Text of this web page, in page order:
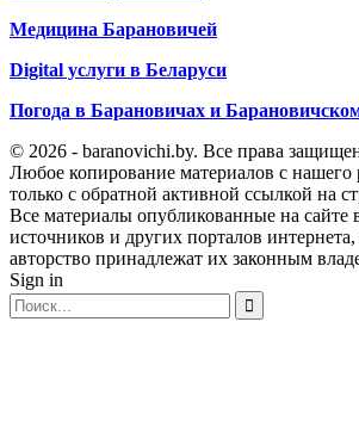
Медицина Барановичей
Digital услуги в Беларуси
Погода в Барановичах и
© 2026 - baranovichi.by. Все права
Любое копирование материалов с нашего
только с обратной активной ссылкой на
Все материалы опубликованные на сайте
источников и других порталов интернета,
авторство принадлежат их законным
Sign in